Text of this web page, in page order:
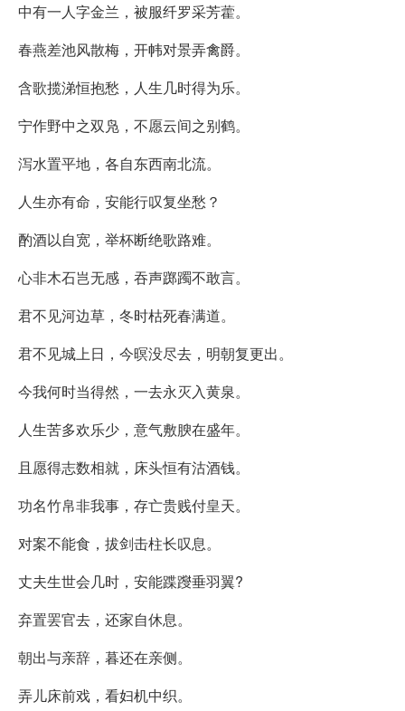
中有一人字金兰，被服纤罗采芳藿。
春燕差池风散梅，开帏对景弄禽爵。
含歌揽涕恒抱愁，人生几时得为乐。
宁作野中之双凫，不愿云间之别鹤。
泻水置平地，各自东西南北流。
人生亦有命，安能行叹复坐愁？
酌酒以自宽，举杯断绝歌路难。
心非木石岂无感，吞声踯躅不敢言。
君不见河边草，冬时枯死春满道。
君不见城上日，今暝没尽去，明朝复更出。
今我何时当得然，一去永灭入黄泉。
人生苦多欢乐少，意气敷腴在盛年。
且愿得志数相就，床头恒有沽酒钱。
功名竹帛非我事，存亡贵贱付皇天。
对案不能食，拔剑击柱长叹息。
丈夫生世会几时，安能蹀躞垂羽翼?
弃置罢官去，还家自休息。
朝出与亲辞，暮还在亲侧。
弄儿床前戏，看妇机中织。